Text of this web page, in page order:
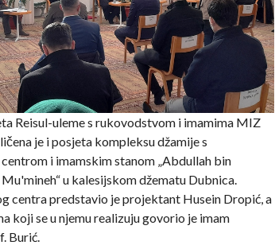
Reisul-uleme s rukovodstvom i imamima MIZ
je i posjeta kompleksu džamije s
i imamskim stanom „Abdullah bin
u kalesijskom džematu Dubnica.
centra predstavio je projektant Husein Dropić, a
koji se u njemu realizuju govorio je imam
Burić.